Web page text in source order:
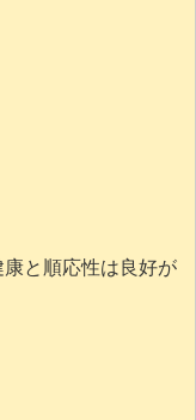
と順応性は良好が